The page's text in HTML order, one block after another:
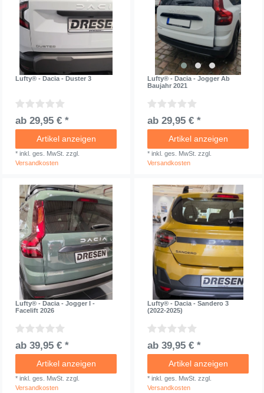
Lufty® - Dacia - Duster 3
ab 29,95 € *
Artikel anzeigen
* inkl. ges. MwSt. zzgl.
Versandkosten
Lufty® - Dacia - Jogger Ab
Baujahr 2021
ab 29,95 € *
Artikel anzeigen
* inkl. ges. MwSt. zzgl.
Versandkosten
Lufty® - Dacia - Jogger I -
Facelift 2026
ab 39,95 € *
Artikel anzeigen
* inkl. ges. MwSt. zzgl.
Versandkosten
Lufty® - Dacia - Sandero 3
(2022-2025)
ab 39,95 € *
Artikel anzeigen
* inkl. ges. MwSt. zzgl.
Versandkosten